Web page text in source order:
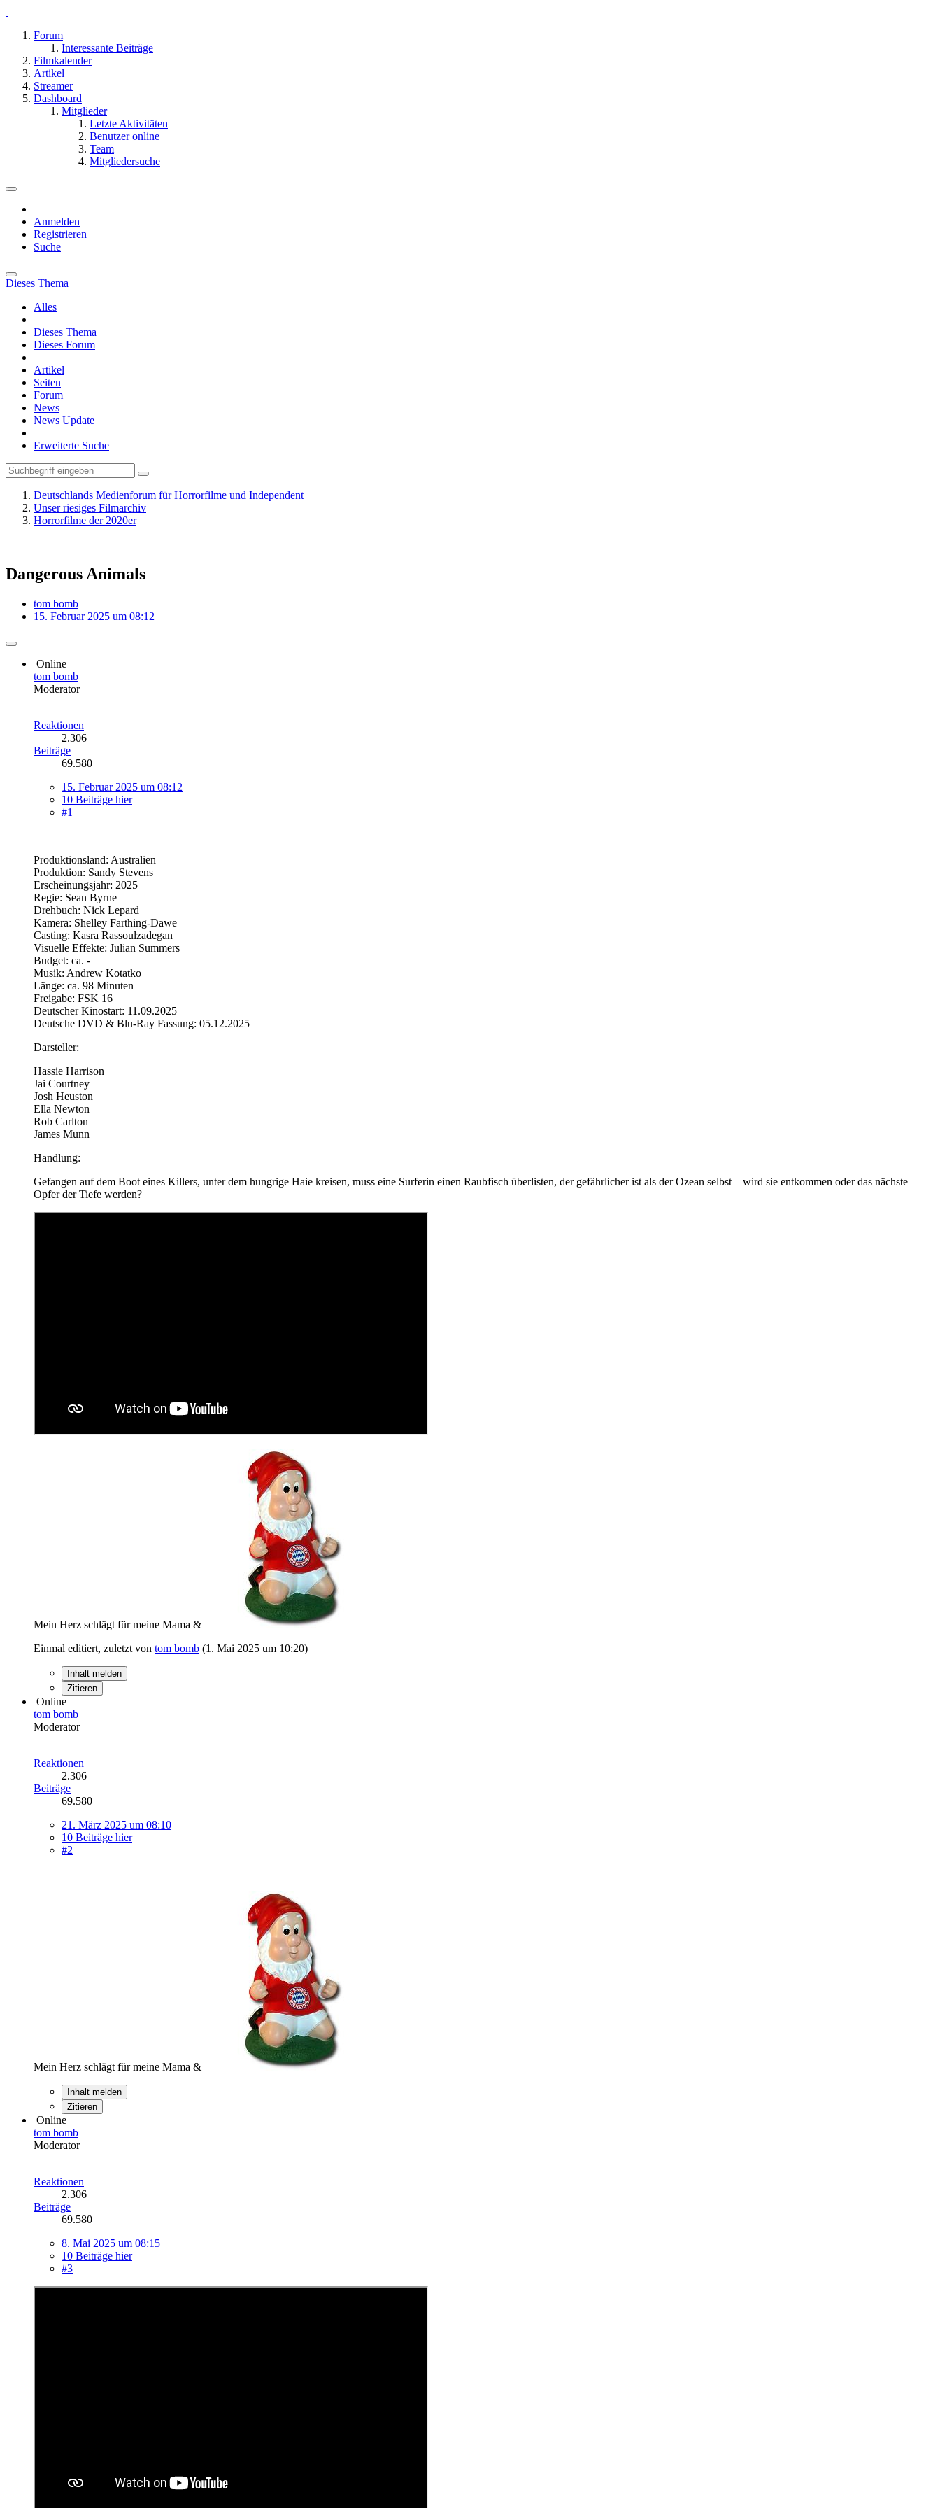
Forum
Interessante Beiträge
Filmkalender
Artikel
Streamer
Dashboard
Mitglieder
Letzte Aktivitäten
Benutzer online
Team
Mitgliedersuche
Anmelden
Registrieren
Suche
Dieses Thema
Alles
Dieses Thema
Dieses Forum
Artikel
Seiten
Forum
News
News Update
Erweiterte Suche
Deutschlands Medienforum für Horrorfilme und Independent
Unser riesiges Filmarchiv
Horrorfilme der 2020er
Dangerous Animals
tom bomb
15. Februar 2025 um 08:12
Online
tom bomb
Moderator
Reaktionen
2.306
Beiträge
69.580
15. Februar 2025 um 08:12
10 Beiträge hier
#1
Produktionsland: Australien
Produktion: Sandy Stevens
Erscheinungsjahr: 2025
Regie: Sean Byrne
Drehbuch: Nick Lepard
Kamera: Shelley Farthing-Dawe
Casting: Kasra Rassoulzadegan
Visuelle Effekte: Julian Summers
Budget: ca. -
Musik: Andrew Kotatko
Länge: ca. 98 Minuten
Freigabe: FSK 16
Deutscher Kinostart: 11.09.2025
Deutsche DVD & Blu-Ray Fassung: 05.12.2025
Darsteller:
Hassie Harrison
Jai Courtney
Josh Heuston
Ella Newton
Rob Carlton
James Munn
Handlung:
Gefangen auf dem Boot eines Killers, unter dem hungrige Haie kreisen, muss eine Surferin einen Raubfisch überlisten, der gefährlicher ist als der Ozean selbst – wird sie entkommen oder das nächste
Opfer der Tiefe werden?
Mein Herz schlägt für meine Mama &
Einmal editiert, zuletzt von tom bomb (1. Mai 2025 um 10:20)
Inhalt melden
Zitieren
Online
tom bomb
Moderator
Reaktionen
2.306
Beiträge
69.580
21. März 2025 um 08:10
10 Beiträge hier
#2
Mein Herz schlägt für meine Mama &
Inhalt melden
Zitieren
Online
tom bomb
Moderator
Reaktionen
2.306
Beiträge
69.580
8. Mai 2025 um 08:15
10 Beiträge hier
#3